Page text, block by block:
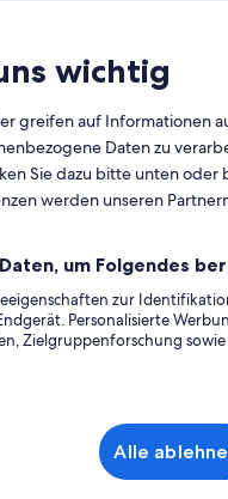
Erkunden
Reiseführer Österreich
Ferienwohnungen
Städtereisen Österreich
Alle Unterkunftsarten
der Expedia Group.
wichtig
greifen auf Informationen
Daten zu
Sie dazu bitte unten oder
werden unseren
um Folgendes
zur
Personalisierte
Zielgruppenforschung
Alle